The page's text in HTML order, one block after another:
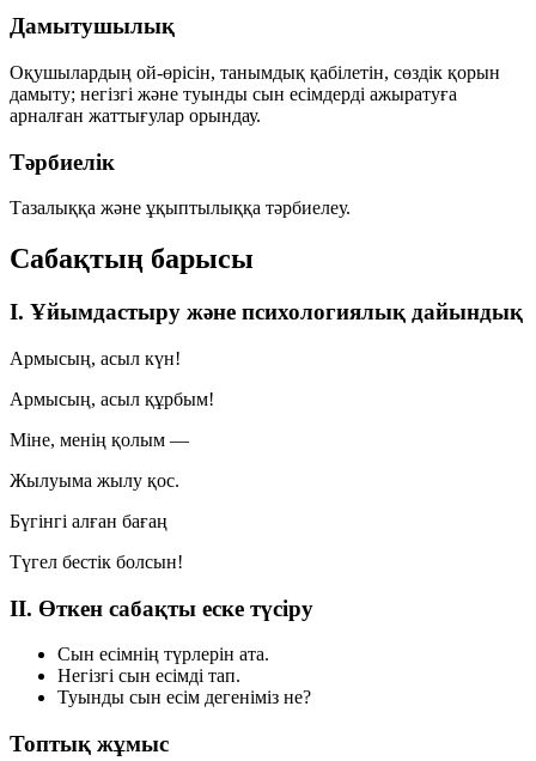
Дамытушылық
Оқушылардың ой-өрісін, танымдық қабілетін, сөздік қорын
дамыту; негізгі және туынды сын есімдерді ажыратуға
арналған жаттығулар орындау.
Тәрбиелік
Тазалыққа және ұқыптылыққа тәрбиелеу.
Сабақтың барысы
I. Ұйымдастыру және психологиялық дайындық
Армысың, асыл күн!
Армысың, асыл құрбым!
Міне, менің қолым —
Жылуыма жылу қос.
Бүгінгі алған бағаң
Түгел бестік болсын!
II. Өткен сабақты еске түсіру
Сын есімнің түрлерін ата.
Негізгі сын есімді тап.
Туынды сын есім дегеніміз не?
Топтық жұмыс